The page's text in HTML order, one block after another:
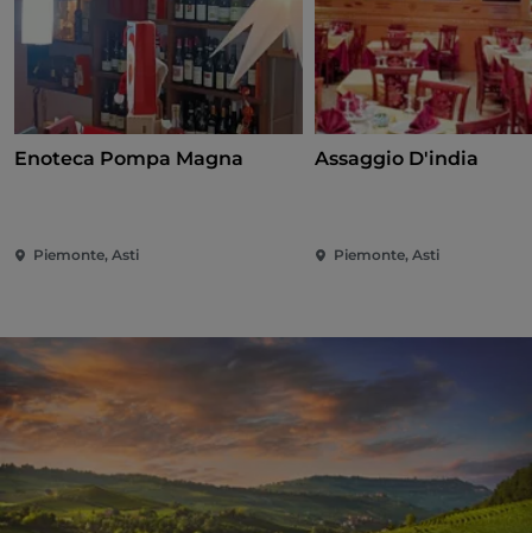
Enoteca Pompa Magna
Piemonte, Asti
Assaggio D'india
Piemonte, Asti